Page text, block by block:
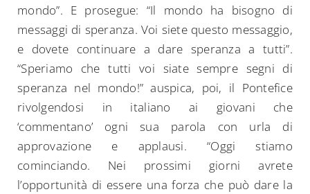
mondo”. E prosegue: “Il mondo ha bisogno di
messaggi di speranza. Voi siete questo messaggio,
e dovete continuare a dare speranza a tutti”.
“Speriamo che tutti voi siate sempre segni di
speranza nel mondo!” auspica, poi, il Pontefice
rivolgendosi in italiano ai giovani che
‘commentano’ ogni sua parola con urla di
approvazione e applausi. “Oggi stiamo
cominciando. Nei prossimi giorni avrete
l’opportunità di essere una forza che può dare la